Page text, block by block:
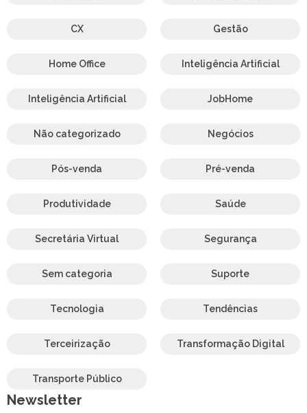
CX Gestão
Home Office Inteligência Artificial
Inteligência Artificial JobHome
Não categorizado Negócios
Pós-venda Pré-venda
Produtividade Saúde
Secretária Virtual Segurança
Sem categoria Suporte
Tecnologia Tendências
Terceirização Transformação Digital
Transporte Público
Newsletter